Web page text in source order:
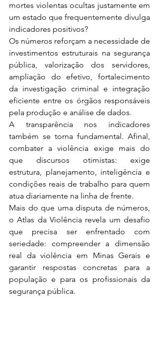
mortes violentas ocultas justamente em
um estado que frequentemente divulga
indicadores positivos?
Os números reforçam a necessidade de
investimentos estruturais na segurança
pública, valorização dos servidores,
ampliação do efetivo, fortalecimento
da investigação criminal e integração
eficiente entre os órgãos responsáveis
pela produção e análise de dados.
A transparência nos indicadores
também se torna fundamental. Afinal,
combater a violência exige mais do
que discursos otimistas: exige
estrutura, planejamento, inteligência e
condições reais de trabalho para quem
atua diariamente na linha de frente.
Mais do que uma disputa de números,
o Atlas da Violência revela um desafio
que precisa ser enfrentado com
seriedade: compreender a dimensão
real da violência em Minas Gerais e
garantir respostas concretas para a
população e para os profissionais da
segurança pública.